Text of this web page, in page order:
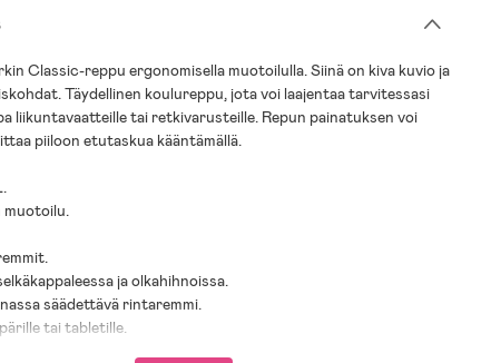
Classic-reppu ergonomisella muotoilulla. Siinä on kiva kuvio ja
Täydellinen koulureppu, jota voi laajentaa tarvitessasi
liikuntavaatteille tai retkivarusteille. Repun painatuksen voi
piiloon etutaskua kääntämällä.
muotoilu.
ja olkahihnoissa.
säädettävä rintaremmi.
tai tabletille.